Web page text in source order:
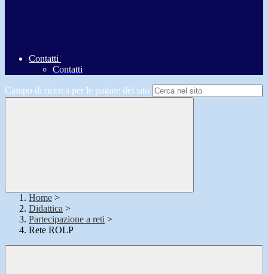
Contatti
Contatti
Campo di ricerca per le pagine del sito
Home >
Didattica >
Partecipazione a reti >
Rete ROLP